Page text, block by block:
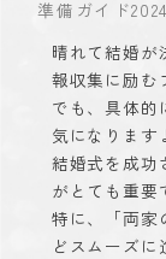
準備ガイド
晴れて結婚が
報収集に励む
でも、具体的
気になります
結婚式を成功
がとても重要
特に、「両家
どスムーズ